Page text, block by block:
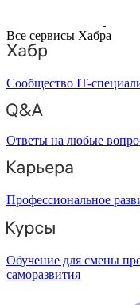
Все сервисы Хабра
Сообщество IT-
Ответы на любые
Профессиональное
Обучение для смены
саморазвития